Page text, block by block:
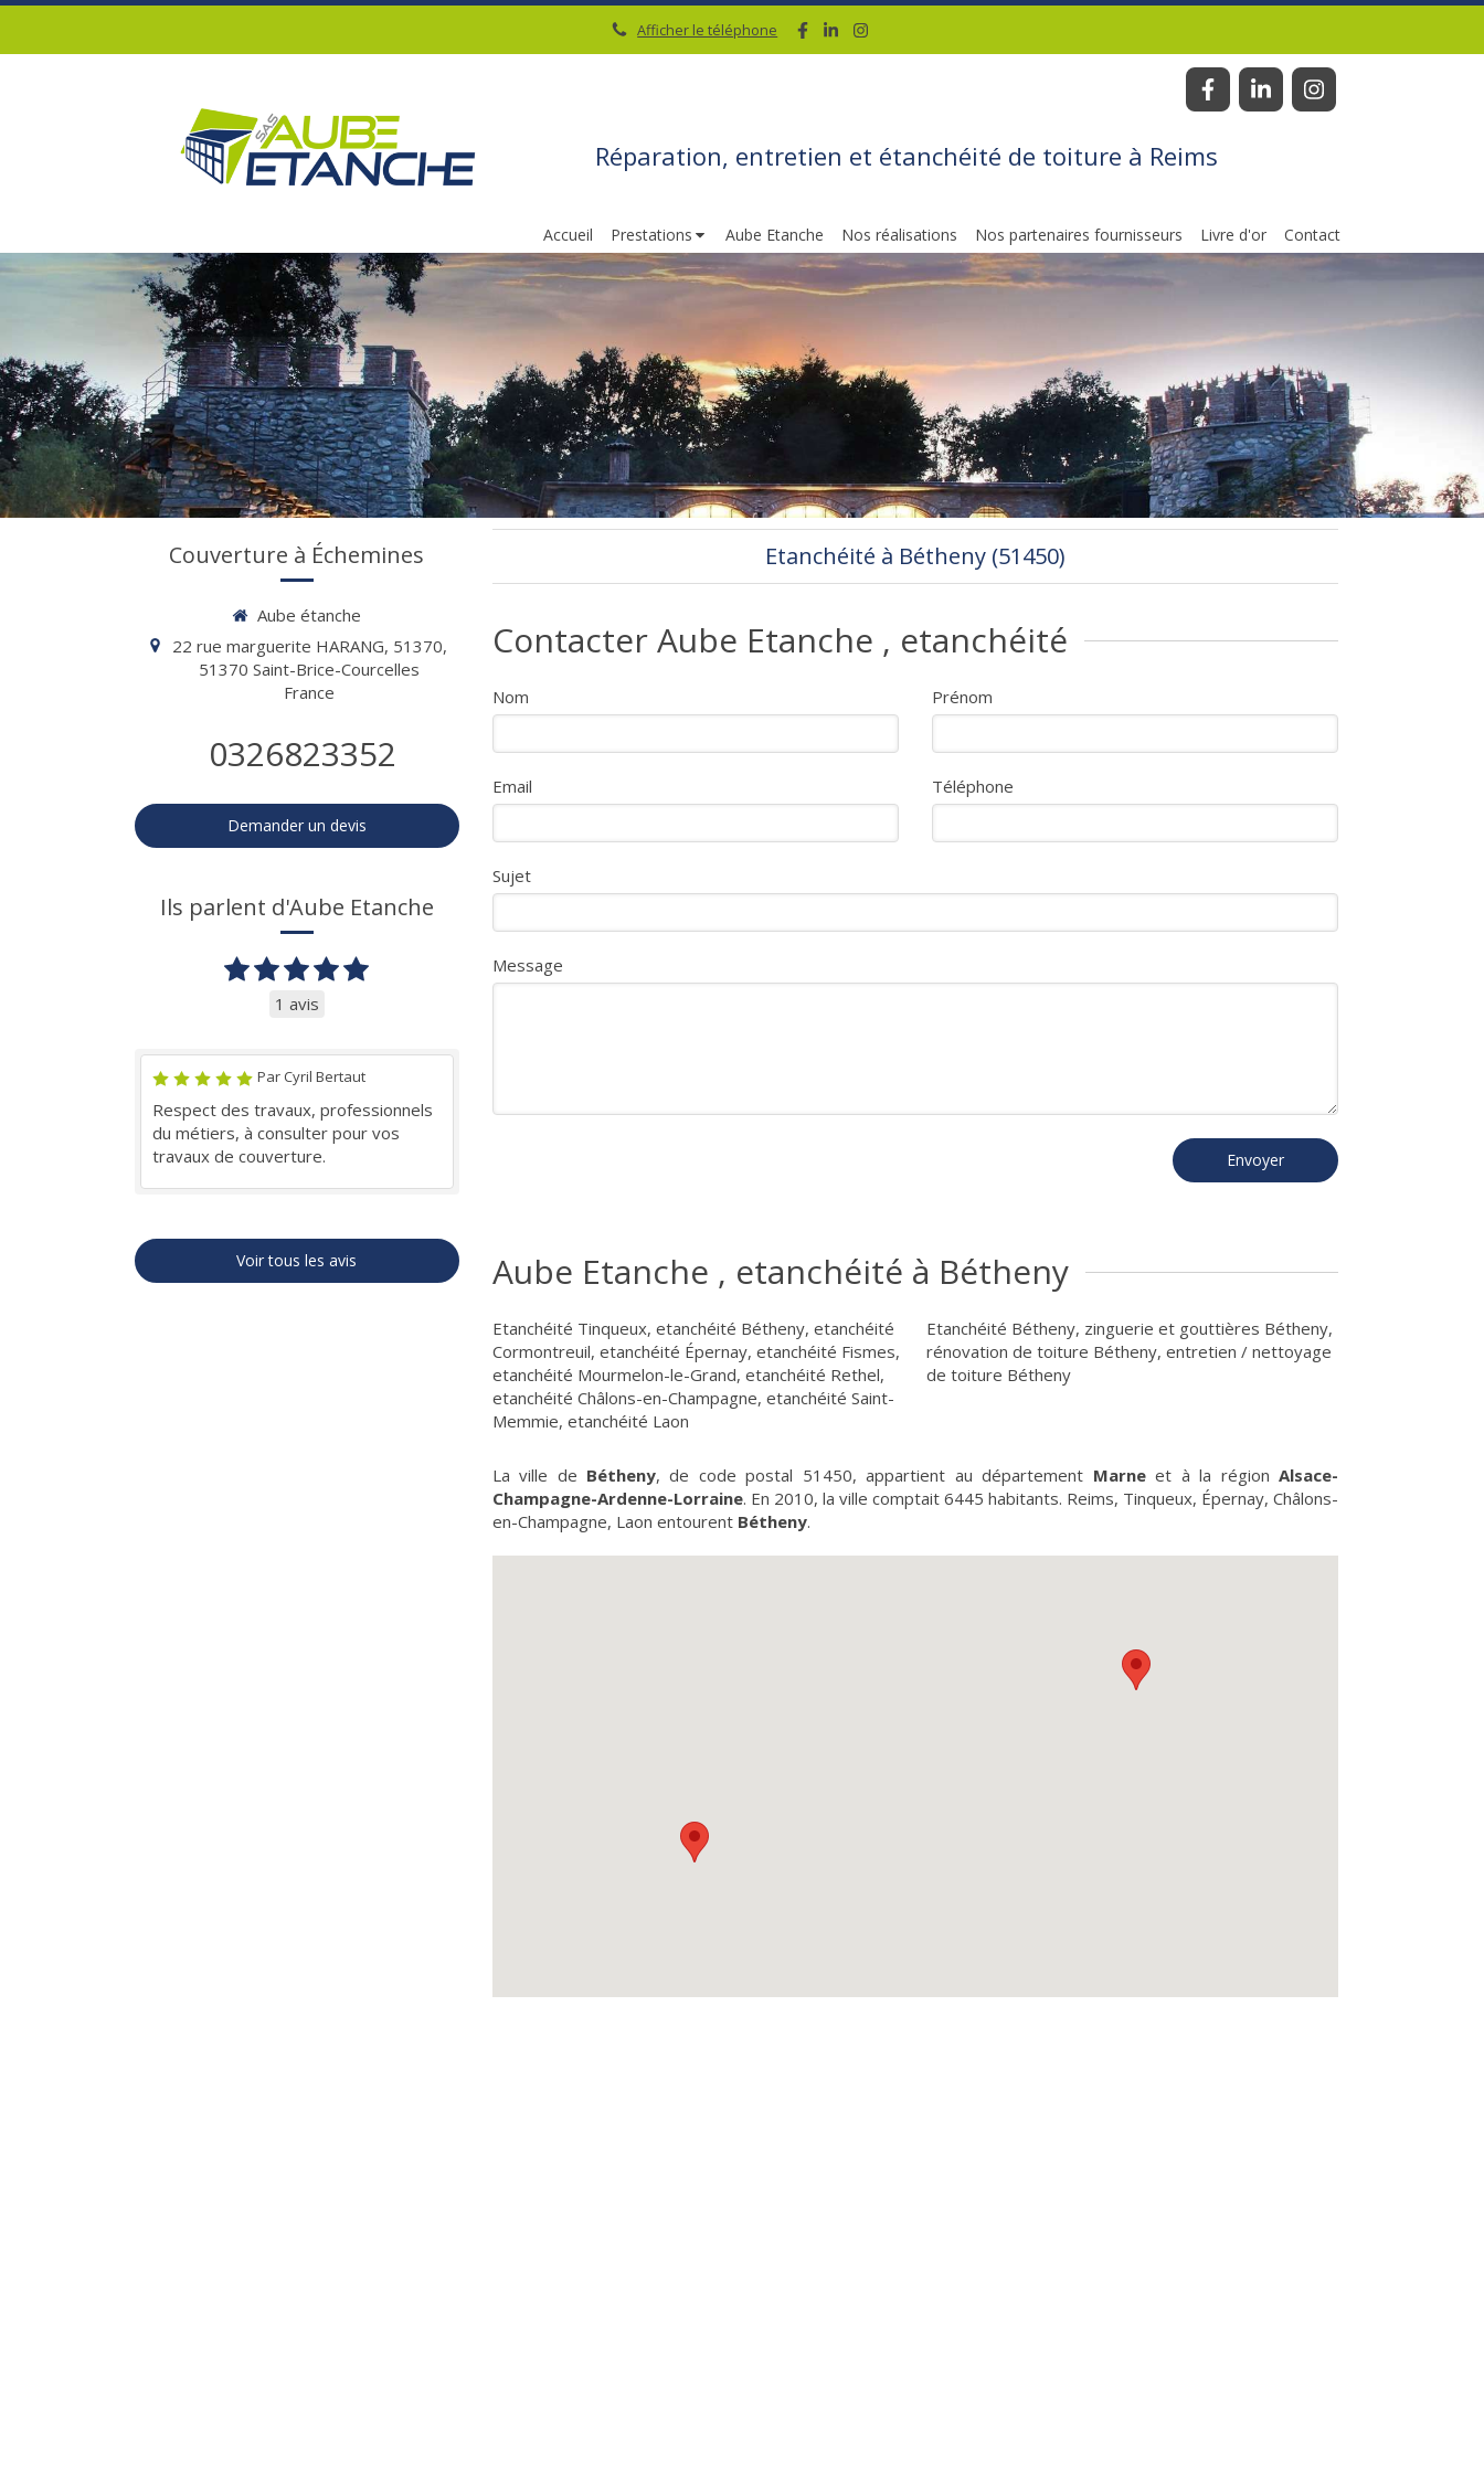
Afficher le téléphone
Réparation, entretien et étanchéité de toiture à Reims
Accueil Prestations Aube Etanche Nos réalisations Nos partenaires fournisseurs Livre d'or Contact
Etanchéité à Bétheny (51450)
Contacter Aube Etanche , etanchéité
Nom Prénom
Email Téléphone
Sujet
Message
Envoyer
Aube Etanche , etanchéité à Bétheny
Etanchéité Tinqueux, etanchéité Bétheny, etanchéité
Cormontreuil, etanchéité Épernay, etanchéité Fismes,
etanchéité Mourmelon-le-Grand, etanchéité Rethel,
etanchéité Châlons-en-Champagne, etanchéité Saint-
Memmie, etanchéité Laon
Etanchéité Bétheny, zinguerie et gouttières Bétheny,
rénovation de toiture Bétheny, entretien / nettoyage
de toiture Bétheny
La ville de Bétheny, de code postal 51450, appartient au département Marneet à la région Alsace-
Champagne-Ardenne-Lorraine. En 2010, la ville comptait 6445 habitants. Reims, Tinqueux, Épernay, Châlons-
en-Champagne, Laon entourent Bétheny.
Couverture à Échemines
Aube étanche
22 rue marguerite HARANG, 51370,
51370 Saint-Brice-Courcelles
France
0326823352
Demander un devis
Ils parlent d'Aube Etanche
1 avis
Par Cyril Bertaut
Respect des travaux, professionnels
du métiers, à consulter pour vos
travaux de couverture.
Voir tous les avis